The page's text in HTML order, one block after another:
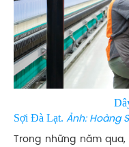
Dây chuyền
Sợi Đà Lạt. Ảnh: Hoàng
Trong những năm